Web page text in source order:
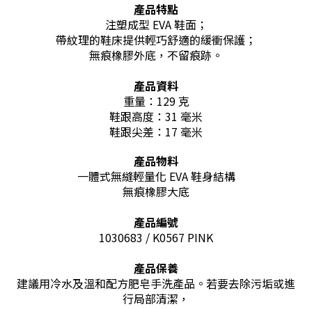
產品特點
注塑成型 EVA 鞋面；
帶紋理的鞋床提供輕巧舒適的緩衝保護 ；
無痕橡膠外底，不留痕跡 。
產品資料
重量：129 克
鞋跟高度：31 毫米
鞋跟尖差：17 毫米
產品物料
一體式無縫輕量化 EVA 鞋身結構
無痕橡膠大底
產品編號
1030683 / K0567 PINK
產品保養
建議用冷水及溫和配方肥皂手洗產品。若要去除污垢或進
行局部清潔，